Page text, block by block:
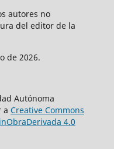
autores no
del editor de la
de 2026.
Autónoma
a Creative Commons
4.0